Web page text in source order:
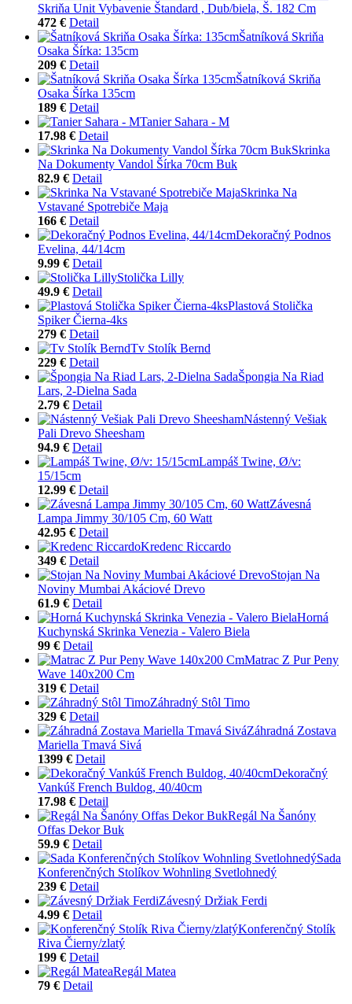
Skriňa Unit Vybavenie Štandard , Dub/biela, Š. 182 Cm
472 € Detail
Šatníková Skriňa
Osaka Šírka: 135cm
209 € Detail
Šatníková Skriňa
Osaka Šírka 135cm
189 € Detail
Tanier Sahara - M
17.98 € Detail
Skrinka
Na Dokumenty Vandol Šírka 70cm Buk
82.9 € Detail
Skrinka Na
Vstavané Spotrebiče Maja
166 € Detail
Dekoračný Podnos
Evelina, 44/14cm
9.99 € Detail
Stolička Lilly
49.9 € Detail
Plastová Stolička
Spiker Čierna-4ks
279 € Detail
Tv Stolík Bernd
229 € Detail
Špongia Na Riad
Lars, 2-Dielna Sada
2.79 € Detail
Nástenný Vešiak
Pali Drevo Sheesham
94.9 € Detail
Lampáš Twine, Ø/v:
15/15cm
12.99 € Detail
Závesná
Lampa Jimmy 30/105 Cm, 60 Watt
42.95 € Detail
Kredenc Riccardo
349 € Detail
Stojan Na
Noviny Mumbai Akáciové Drevo
61.9 € Detail
Horná
Kuchynská Skrinka Venezia - Valero Biela
99 € Detail
Matrac Z Pur Peny
Wave 140x200 Cm
319 € Detail
Záhradný Stôl Timo
329 € Detail
Záhradná Zostava
Mariella Tmavá Sivá
1399 € Detail
Dekoračný
Vankúš French Buldog, 40/40cm
17.98 € Detail
Regál Na Šanóny
Offas Dekor Buk
59.9 € Detail
Sada
Konferenčných Stolíkov Wohnling Svetlohnedý
239 € Detail
Závesný Držiak Ferdi
4.99 € Detail
Konferenčný Stolík
Riva Čierny/zlatý
199 € Detail
Regál Matea
79 € Detail